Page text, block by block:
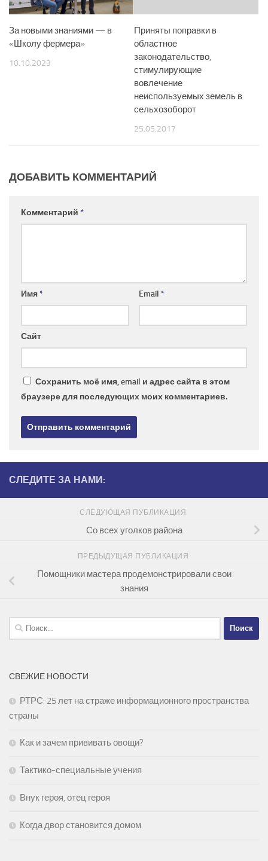
За новыми знаниями — в
«Школу фермера»
10.10.2023
Приняты поправки в
областное
законодательство,
стимулирующие
вовлечение
неиспользуемых земель в
сельхозоборот
25.05.2017
ДОБАВИТЬ КОММЕНТАРИЙ
Комментарий *
Имя* Email *
Сайт
Сохранить моё имя, email и адрес сайта в этом
браузере для последующих моих комментариев.
СЛЕДИТЕ ЗА НАМИ:
СЛЕДУЮЩАЯ ПУБЛИКАЦИЯ
Со всех уголков района
ПРЕДЫДУЩАЯ ПУБЛИКАЦИЯ
Помощники мастера продемонстрировали свои
знания
Найти:
СВЕЖИЕ НОВОСТИ
РТРС: 25 лет на страже информационного пространства
страны
Как и зачем прививать овощи?
Тактико-специальные учения
Внук героя, отец героя
Когда двор становится домом